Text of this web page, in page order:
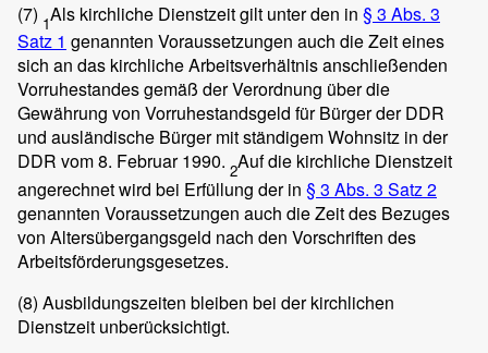
(7) 1Als kirchliche Dienstzeit gilt unter den in § 3 Abs. 3
Satz 1 genannten Voraussetzungen auch die Zeit eines
sich an das kirchliche Arbeitsverhältnis anschließenden
Vorruhestandes gemäß der Verordnung über die
Gewährung von Vorruhestandsgeld für Bürger der DDR
und ausländische Bürger mit ständigem Wohnsitz in der
DDR vom 8. Februar 1990. 2Auf die kirchliche Dienstzeit
angerechnet wird bei Erfüllung der in § 3 Abs. 3 Satz 2
genannten Voraussetzungen auch die Zeit des Bezuges
von Altersübergangsgeld nach den Vorschriften des
Arbeitsförderungsgesetzes.
(8) Ausbildungszeiten bleiben bei der kirchlichen
Dienstzeit unberücksichtigt.